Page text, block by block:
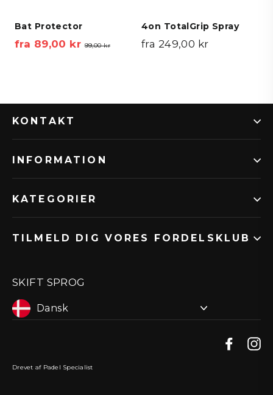
Bat Protector
fra 89,00 krVejl.
99,00 kr Tilbudspris
4on TotalGrip Spray
fra 249,00 kr
KONTAKT
INFORMATION
KATEGORIER
TILMELD DIG VORES FORDELSKLUB
SKIFT SPROG
Drevet af Padel Specialist